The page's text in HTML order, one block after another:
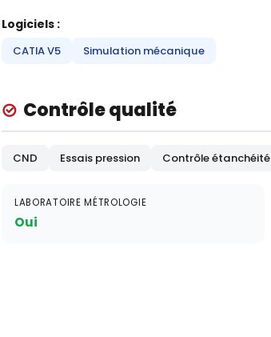
Logiciels :
CATIA V5 Simulation mécanique
Contrôle qualité
CND Essais pression Contrôle étanchéité
LABORATOIRE MÉTROLOGIE
Oui